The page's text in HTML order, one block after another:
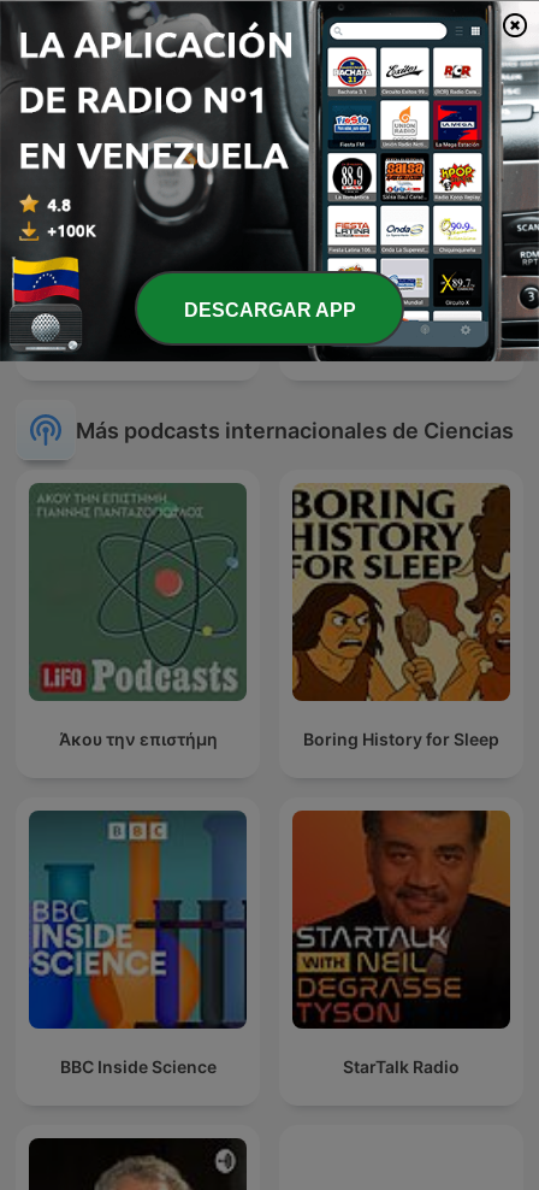
Entiende Tu Mente La Rosa de los Vientos
Direito com Vinho Arizona Science
Más podcasts internacionales de Ciencias
Άκου την επιστήμη Boring History for Sleep
BBC Inside Science StarTalk Radio
DESCARGAR APP